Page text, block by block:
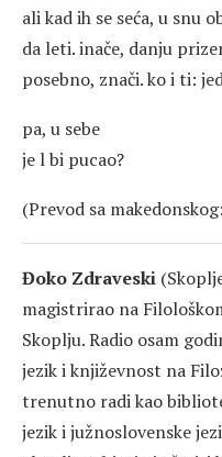
ali kad ih se seća, u snu
da leti. inače, danju
posebno, znači. ko i ti:
pa, u sebe
je l bi pucao?
(Prevod sa
Đoko Zdraveski
magistrirao na
Skoplju. Radio osam
jezik i književnost na
trenutno radi kao
jezik i južnoslovenske